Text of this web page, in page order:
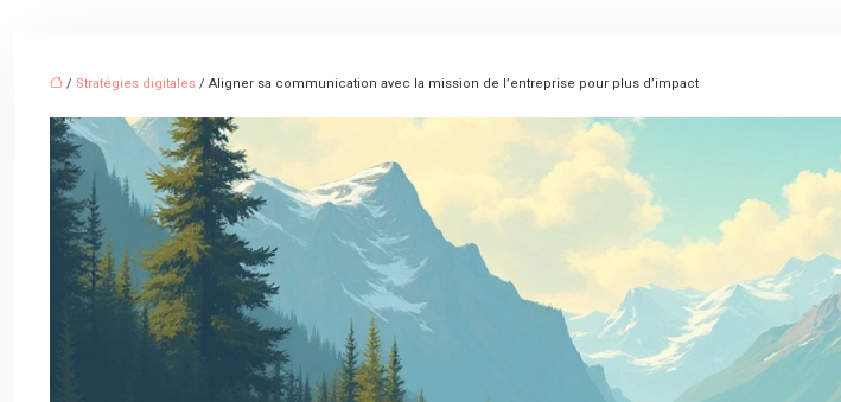
/ Stratégies digitales / Aligner sa communication avec la mission de l’entreprise pour plus d’impact